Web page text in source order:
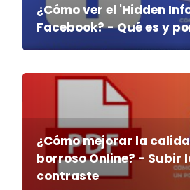
¿Cómo ver el 'Hidden
Facebook? - Qué es y
¿Cómo mejorar la
borroso Online? - Subir
contraste